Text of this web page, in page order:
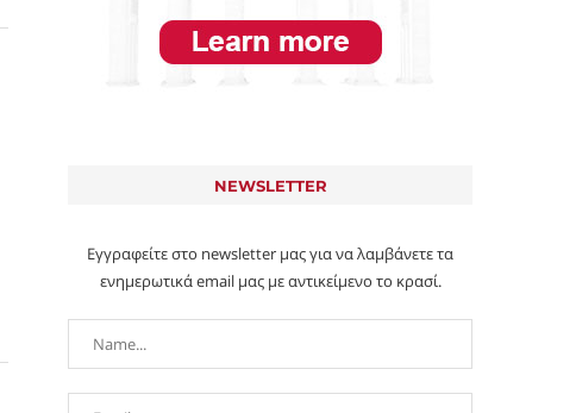
NEWSLETTER
Εγγραφείτε στο newsletter μας για να λαμβάνετε τα
ενημερωτικά email μας με αντικείμενο το κρασί.